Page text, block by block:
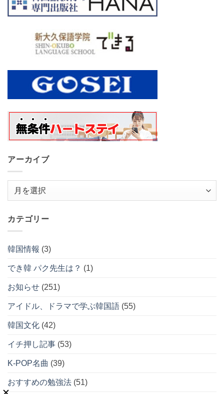
アーカイブ
イ
ブ
カテゴリー
韓国情報 (3)
でき韓 パク先生は？ (1)
お知らせ (251)
アイドル、ドラマで学ぶ韓国語 (55)
韓国文化 (42)
イチ押し記事 (53)
K-POP名曲 (39)
おすすめの勉強法 (51)